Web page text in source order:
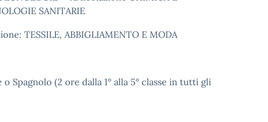
SANITARIE
TESSILE, ABBIGLIAMENTO E MODA
o Spagnolo (2 ore dalla 1° alla 5° classe in tutti gli